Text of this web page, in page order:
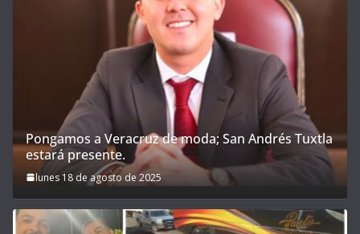
Pongamos a Veracruz de moda; San Andrés Tuxtla
estará presente.
lunes 18 de agosto de 2025